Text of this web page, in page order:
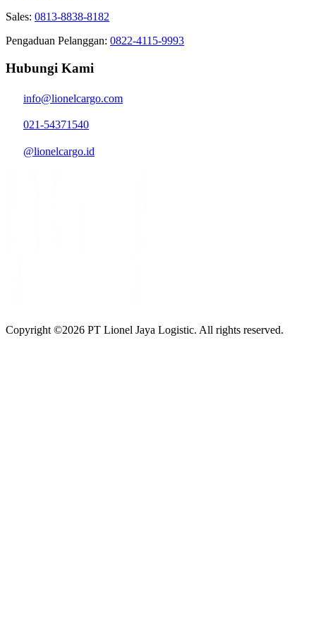
Sales: 0813-8838-8182
Pengaduan Pelanggan: 0822-4115-9993
Hubungi Kami
info@lionelcargo.com
021-54371540
@lionelcargo.id
Copyright ©2026 PT Lionel Jaya Logistic. All rights reserved.